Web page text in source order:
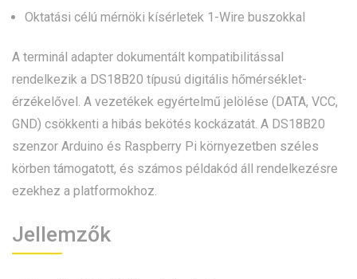
Oktatási célú mérnöki kísérletek 1-Wire buszokkal
A terminál adapter dokumentált kompatibilitással
rendelkezik a DS18B20 típusú digitális hőmérséklet-
érzékelővel. A vezetékek egyértelmű jelölése (DATA, VCC,
GND) csökkenti a hibás bekötés kockázatát. A DS18B20
szenzor Arduino és Raspberry Pi környezetben széles
körben támogatott, és számos példakód áll rendelkezésre
ezekhez a platformokhoz.
Jellemzők